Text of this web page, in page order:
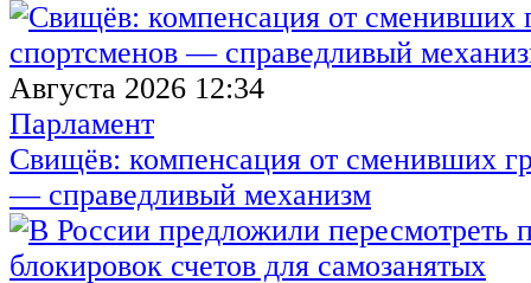
Августа 2026 12:34
Парламент
Свищёв: компенсация от сменивших
— справедливый механизм